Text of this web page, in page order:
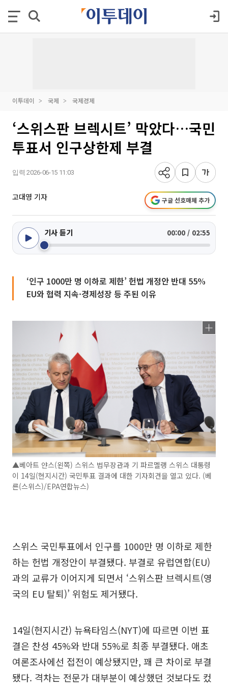
이투데이 국제 국제경제
‘스위스판 브렉시트’ 막았다…국민
투표서 인구상한제 부결
입력 2026-06-15 11:03
고대영 기자 구글 선호매체 추가
기사 듣기 00:00 / 02:55
‘인구 1000만 명 이하로 제한’ 헌법 개정안 반대 55%
EU와 협력 지속·경제성장 등 주된 이유
▲베아트 얀스(왼쪽) 스위스 법무장관과 기 파르멜랭 스위스 대통령
이 14일(현지시간) 국민투표 결과에 대한 기자회견을 열고 있다. (베
른(스위스)/EPA연합뉴스)
스위스 국민투표에서 인구를 1000만 명 이하로 제한
하는 헌법 개정안이 부결됐다. 부결로 유럽연합(EU)
과의 교류가 이어지게 되면서 ‘스위스판 브렉시트(영
국의 EU 탈퇴)’ 위험도 제거됐다.
14일(현지시간) 뉴욕타임스(NYT)에 따르면 이번 표
결은 찬성 45%와 반대 55%로 최종 부결됐다. 애초
여론조사에선 접전이 예상됐지만, 꽤 큰 차이로 부결
됐다. 격차는 전문가 대부분이 예상했던 것보다도 컸